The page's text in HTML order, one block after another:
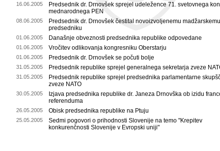
16.06.2005
Predsednik dr. Drnovšek sprejel udeležence 71. svetovnega
mednarodnega PEN
08.06.2005
Predsednik dr. Drnovšek čestital novoizvoljenemu madžarskemu
predsedniku
01.06.2005 Današnje obveznosti predsednika republike odpovedane
01.06.2005 Vročitev odlikovanja kongresniku Oberstarju
01.06.2005 Predsednik dr. Drnovšek se počuti bolje
31.05.2005 Predsednik republike sprejel generalnega sekretarja zveze
31.05.2005
Predsednik republike sprejel predsednika parlamentarne
zveze NATO
30.05.2005
Izjava predsednika republike dr. Janeza Drnovška ob izidu
referenduma
26.05.2005 Obisk predsednika republike na Ptuju
25.05.2005
Sedmi pogovori o prihodnosti Slovenije na temo "Krepitev
konkurenčnosti Slovenije v Evropski uniji"